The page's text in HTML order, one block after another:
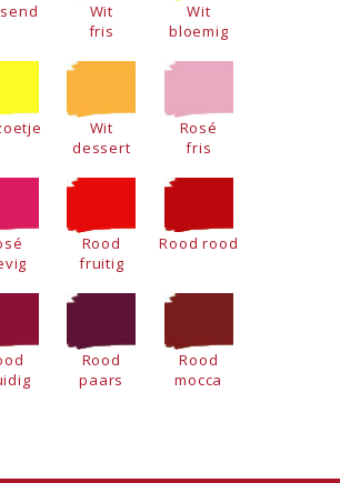
Wit
fris
Wit
bloemig
Wit
dessert
Rosé
fris
Rood
fruitig
Rood rood
Rood
paars
Rood
mocca